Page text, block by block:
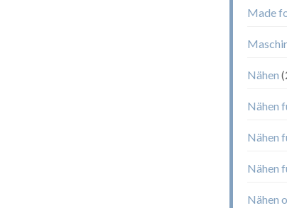
Made
Nähen
Nähen
Nähen
Nähen
Nähen